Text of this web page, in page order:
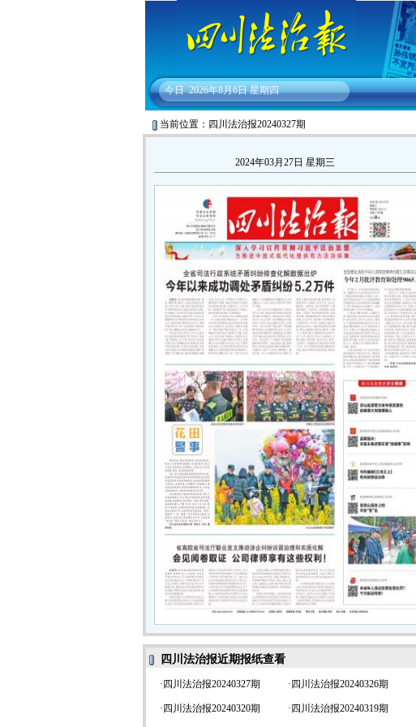
今日 2026年8月6日 星期四
当前位置：四川法治报20240327期
2024年03月27日 星期三
四川法治报近期报纸查看
· 四川法治报20240327期 · 四川法治报20240326期
· 四川法治报20240320期 · 四川法治报20240319期